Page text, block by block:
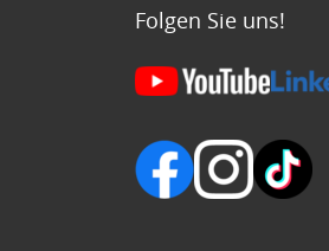
Folgen Sie uns!